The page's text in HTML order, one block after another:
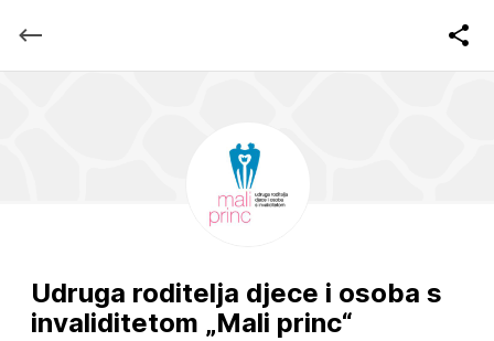
Udruga roditelja djece i osoba s
invaliditetom „Mali princ“